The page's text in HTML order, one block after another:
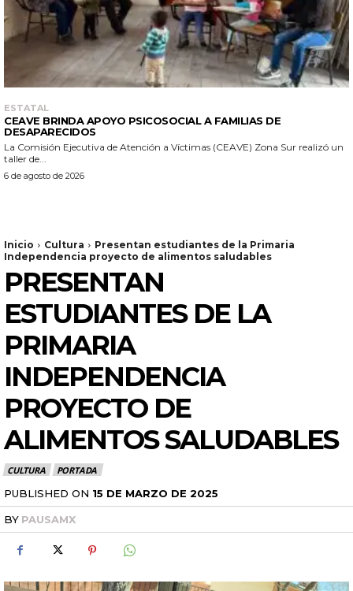
ESTATAL
CEAVE BRINDA APOYO PSICOSOCIAL A FAMILIAS DE
DESAPARECIDOS
La Comisión Ejecutiva de Atención a Víctimas (CEAVE) Zona Sur realizó un
taller de...
6 de agosto de 2026